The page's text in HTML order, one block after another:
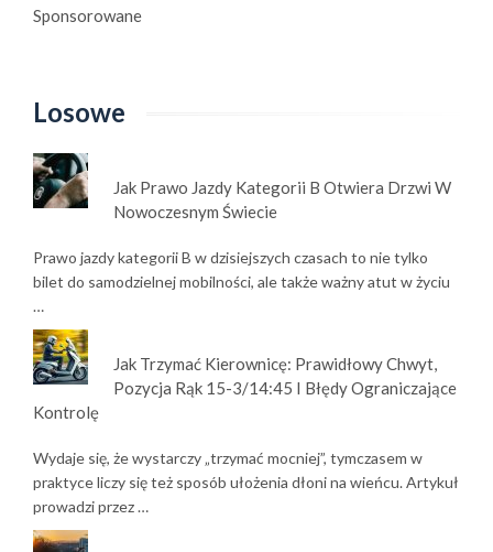
Sponsorowane
Losowe
Jak Prawo Jazdy Kategorii B Otwiera Drzwi W
Nowoczesnym Świecie
Prawo jazdy kategorii B w dzisiejszych czasach to nie tylko
bilet do samodzielnej mobilności, ale także ważny atut w życiu
…
Jak Trzymać Kierownicę: Prawidłowy Chwyt,
Pozycja Rąk 15-3/14:45 I Błędy Ograniczające
Kontrolę
Wydaje się, że wystarczy „trzymać mocniej”, tymczasem w
praktyce liczy się też sposób ułożenia dłoni na wieńcu. Artykuł
prowadzi przez …